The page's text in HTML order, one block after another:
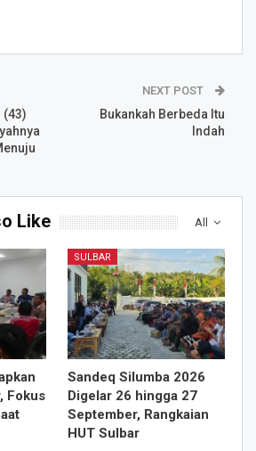
(43)
NEXT POST
Bukankah Berbeda Itu
Indah
All
Like
Fokus
SULBAR
Sandeq Silumba 2026
Digelar 26 hingga 27
September, Rangkaian
HUT Sulbar